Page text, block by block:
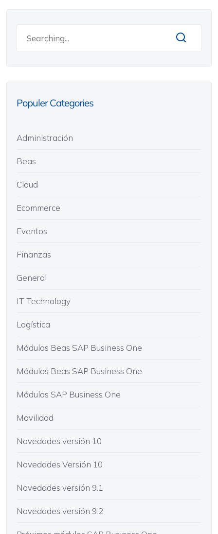
Populer Categories
Administración
Beas
Cloud
Ecommerce
Eventos
Finanzas
General
IT Technology
Logística
Módulos Beas SAP Business One
Módulos Beas SAP Business One
Módulos SAP Business One
Movilidad
Novedades versión 10
Novedades Versión 10
Novedades versión 9.1
Novedades versión 9.2